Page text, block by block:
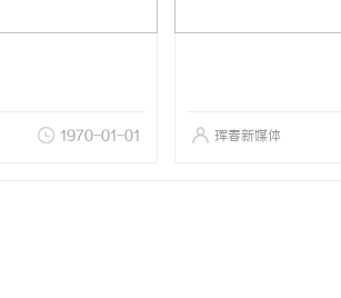
1970-01-01 珲春新媒体